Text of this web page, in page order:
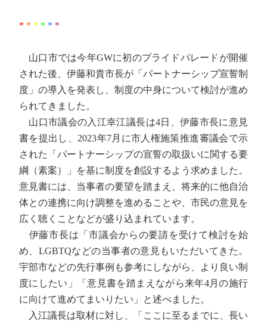
* * * * * *
山口市では今年GWに初のプライドパレードが開催
された後、伊藤和貴市長が「パートナーシップ宣誓制
度」の導入を発表し、制度の中身について検討が進め
られてきました。
山口市議会の入江幸江議長は4日、伊藤市長に意見
書を提出し、2023年7月に市人権施策推進審議会で示
された「パートナーシップの宣誓の取扱いに関する要
綱（素案）」を基に制度を創設するよう求めました。
意見書には、当事者の要望を踏まえ、将来的に他自治
体との連携に向け調整を進めることや、市民の意見を
広く聴くことなどが盛り込まれています。
伊藤市長は「市議会からの要請を受けて検討を始
め、LGBTQなどの当事者の意見もいただいてきた。
宇部市などの先行事例も参考にしながら、より良い制
度にしたい」「意見書を踏まえながら来年4月の施行
に向けて進めてまいりたい」と述べました。
入江議長は取材に対し、「ここに至るまでに、長い